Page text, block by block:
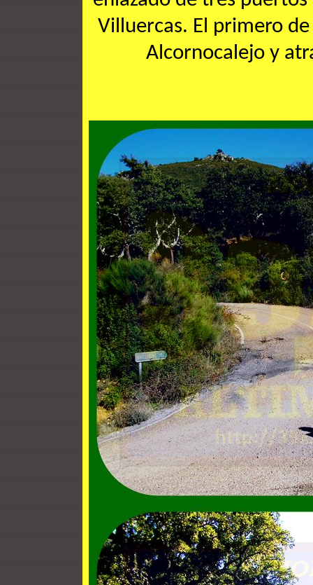
Villuercas. El primero
Alcornocalejo y